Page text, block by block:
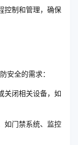
控制和管理，确保
安全的需求：
关闭相关设备，如
如门禁系统、监控